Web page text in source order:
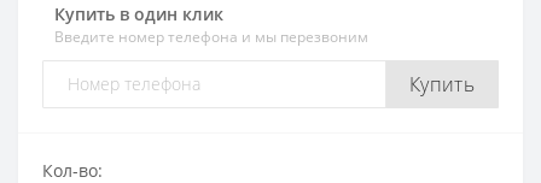
Купить в один клик
Введите номер телефона и мы перезвоним
Купить
Кол-во: